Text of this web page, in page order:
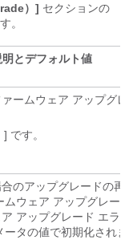
）] セクションの
。
明とデフォルト値
ームウェア アップグレ
です。
のアップグレードの再
ウェア アップグレー
アップグレード エラ
タの値で初期化されま